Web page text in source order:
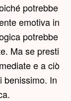
potrebbe
emotiva in
potrebbe
Ma se presti
e a ciò
benissimo. In